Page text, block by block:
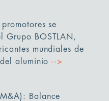
se
Grupo BOSTLAN,
mundiales de
aluminio ··>
Balance